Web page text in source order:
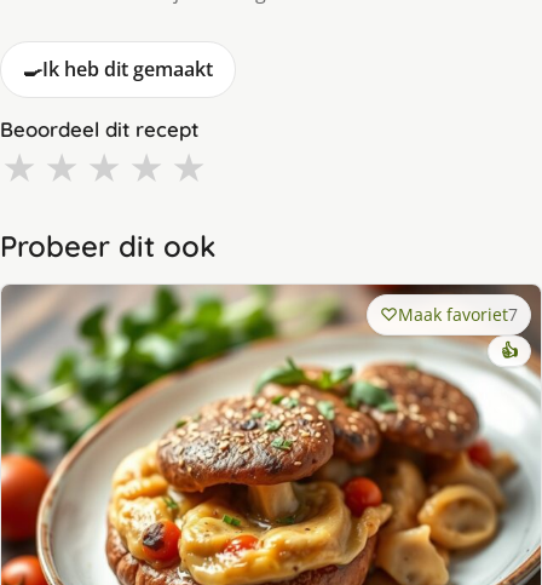
🍳Ik heb dit gemaakt
Beoordeel dit recept
★ ★ ★ ★ ★
Probeer dit ook
Maak favoriet7
👍